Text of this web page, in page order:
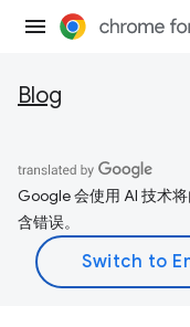
Blog
Google 会使用 AI 技术
含错误。